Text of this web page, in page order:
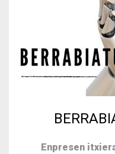
Enpresen